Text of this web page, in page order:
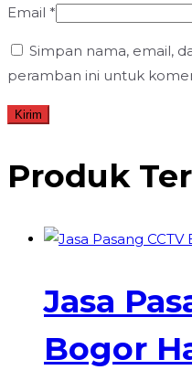
Email *
Simpan nama, email,
peramban ini untuk
Produk
Jasa
Bogor